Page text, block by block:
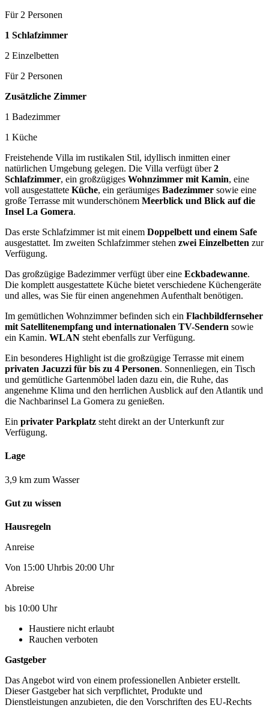
Für 2 Personen
1 Schlafzimmer
2 Einzelbetten
Für 2 Personen
Zusätzliche Zimmer
1 Badezimmer
1 Küche
Freistehende Villa im rustikalen Stil, idyllisch inmitten einer
natürlichen Umgebung gelegen. Die Villa verfügt über2
Schlafzimmer, ein großzügiges Wohnzimmer mit Kamin, eine
voll ausgestattete Küche, ein geräumiges Badezimmer sowie eine
große Terrasse mit wunderschönem Meerblick und Blick auf die
Insel La Gomera.
Das erste Schlafzimmer ist mit einem Doppelbett und einem Safe
ausgestattet. Im zweiten Schlafzimmer stehen zwei Einzelbetten zur
Verfügung.
Das großzügige Badezimmer verfügt über eine Eckbadewanne.
Die komplett ausgestattete Küche bietet verschiedene Küchengeräte
und alles, was Sie für einen angenehmen Aufenthalt benötigen.
Im gemütlichen Wohnzimmer befinden sich ein Flachbildfernseher
mit Satellitenempfang und internationalen TV-Sendern sowie
ein Kamin. WLAN steht ebenfalls zur Verfügung.
Ein besonderes Highlight ist die großzügige Terrasse mit einem
privaten Jacuzzi für bis zu 4 Personen. Sonnenliegen, ein Tisch
und gemütliche Gartenmöbel laden dazu ein, die Ruhe, das
angenehme Klima und den herrlichen Ausblick auf den Atlantik und
die Nachbarinsel La Gomera zu genießen.
Ein privater Parkplatz steht direkt an der Unterkunft zur
Verfügung.
Lage
3,9 km zum Wasser
Gut zu wissen
Hausregeln
Anreise
Von 15:00 Uhrbis 20:00 Uhr
Abreise
bis 10:00 Uhr
Haustiere nicht erlaubt
Rauchen verboten
Gastgeber
Das Angebot wird von einem professionellen Anbieter erstellt.
Dieser Gastgeber hat sich verpflichtet, Produkte und
Dienstleistungen anzubieten, die den Vorschriften des EU-Rechts